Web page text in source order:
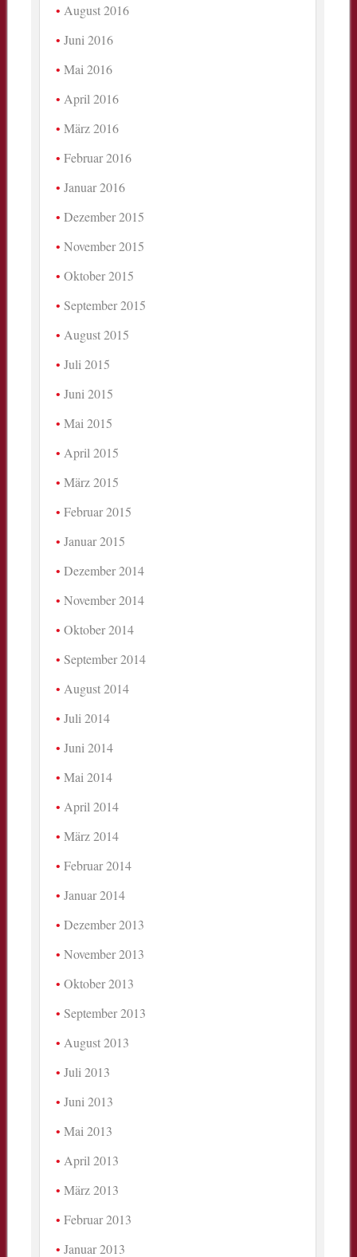
August 2016
Juni 2016
Mai 2016
April 2016
März 2016
Februar 2016
Januar 2016
Dezember 2015
November 2015
Oktober 2015
September 2015
August 2015
Juli 2015
Juni 2015
Mai 2015
April 2015
März 2015
Februar 2015
Januar 2015
Dezember 2014
November 2014
Oktober 2014
September 2014
August 2014
Juli 2014
Juni 2014
Mai 2014
April 2014
März 2014
Februar 2014
Januar 2014
Dezember 2013
November 2013
Oktober 2013
September 2013
August 2013
Juli 2013
Juni 2013
Mai 2013
April 2013
März 2013
Februar 2013
Januar 2013